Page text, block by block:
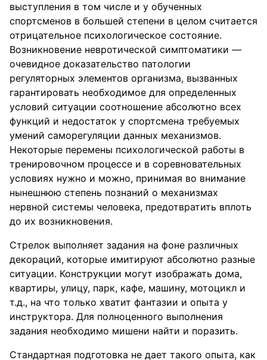
выступления в том числе и у обученных
спортсменов в большей степени в целом считается
отрицательное психологическое состояние.
Возникновение невротической симптоматики —
очевидное доказательство патологии
регуляторных элементов организма, вызванных
гарантировать необходимое для определенных
условий ситуации соотношение абсолютно всех
функций и недостаток у спортсмена требуемых
умений саморегуляции данных механизмов.
Некоторые перемены психологической работы в
тренировочном процессе и в соревновательных
условиях нужно и можно, принимая во внимание
нынешнюю степень познаний о механизмах
нервной системы человека, предотвратить вплоть
до их возникновения.
Стрелок выполняет задания на фоне различных
декораций, которые имитируют абсолютно разные
ситуации. Конструкции могут изображать дома,
квартиры, улицу, парк, кафе, машину, мотоцикл и
т.д., на что только хватит фантазии и опыта у
инструктора. Для полноценного выполнения
задания необходимо мишени найти и поразить.
Стандартная подготовка не дает такого опыта, как